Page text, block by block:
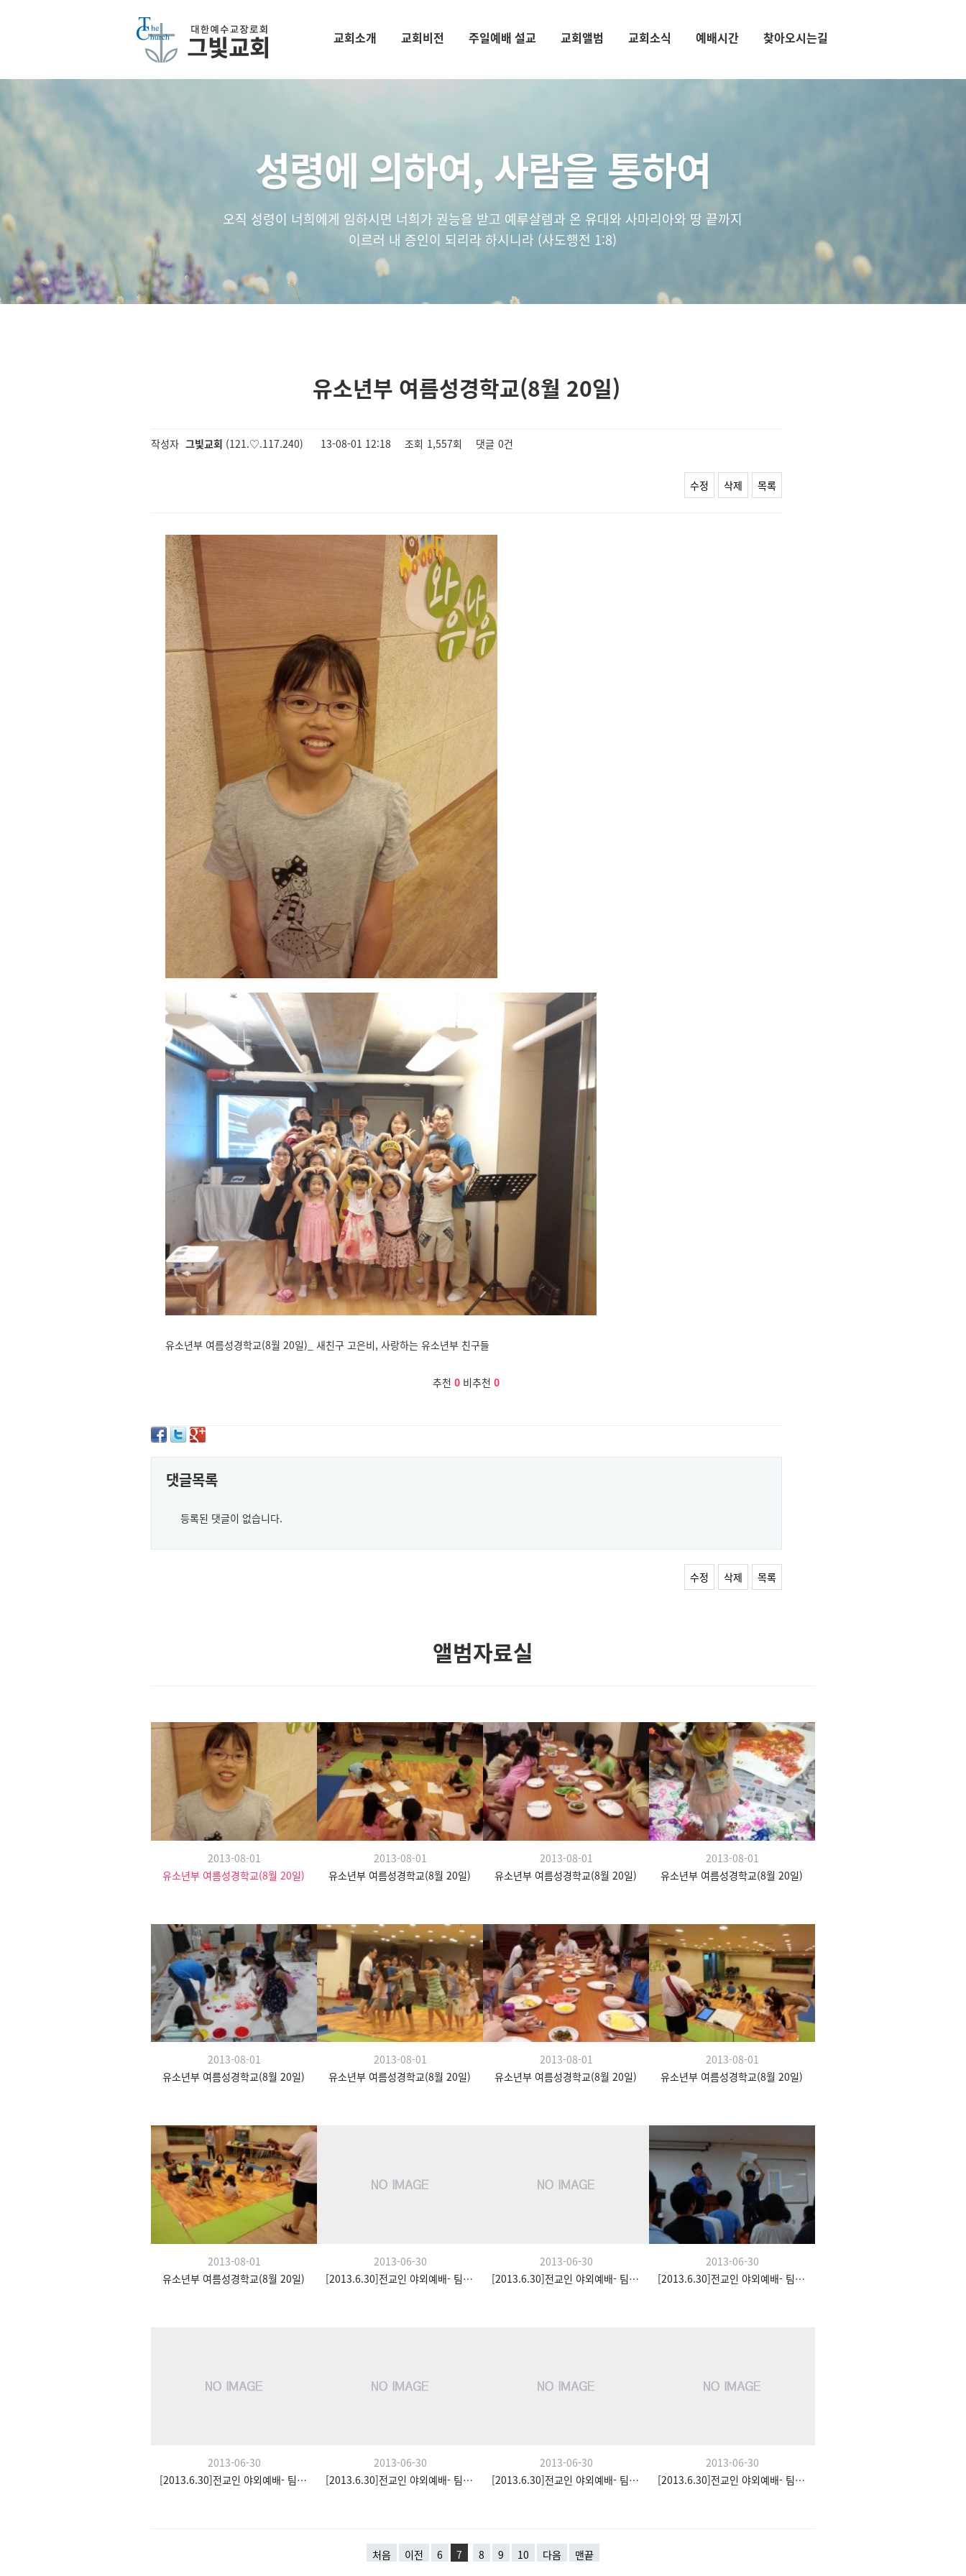
교회소개 교회비전 주일예배 설교 교회앨범 교회소식 예배시간 찾아오시는길
성령에 의하여, 사람을 통하여
오직 성령이 너희에게 임하시면 너희가 권능을 받고 예루살렘과 온 유대와 사마리아와 땅 끝까지
이르러 내 증인이 되리라 하시니라 (사도행전 1:8)
유소년부 여름성경학교(8월 20일)
작성자 그빛교회 (121.♡.117.240) 13-08-01 12:18 조회 1,557회 댓글 0건
수정 삭제 목록
유소년부 여름성경학교(8월 20일)_ 새친구 고은비, 사랑하는 유소년부 친구들
추천0 비추천0
댓글목록
등록된 댓글이 없습니다.
수정 삭제 목록
앨범자료실
2013-08-01
유소년부 여름성경학교(8월 20일)
2013-08-01
유소년부 여름성경학교(8월 20일)
2013-08-01
유소년부 여름성경학교(8월 20일)
2013-08-01
유소년부 여름성경학교(8월 20일)
2013-08-01
유소년부 여름성경학교(8월 20일)
2013-08-01
유소년부 여름성경학교(8월 20일)
2013-08-01
유소년부 여름성경학교(8월 20일)
2013-08-01
유소년부 여름성경학교(8월 20일)
2013-08-01
유소년부 여름성경학교(8월 20일)
2013-06-30
[2013.6.30]전교인 야외예배- 팀수양관
2013-06-30
[2013.6.30]전교인 야외예배- 팀수양관
2013-06-30
[2013.6.30]전교인 야외예배- 팀수양관
2013-06-30
[2013.6.30]전교인 야외예배- 팀수양관
2013-06-30
[2013.6.30]전교인 야외예배- 팀수양관
2013-06-30
[2013.6.30]전교인 야외예배- 팀수양관
2013-06-30
[2013.6.30]전교인 야외예배- 팀수양관
처음 이전 6 7 8 9 10 다음 맨끝